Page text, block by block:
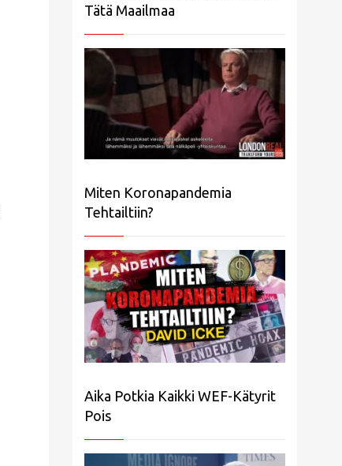
Tätä Maailmaa
Miten Koronapandemia
Tehtailtiin?
Aika Potkia Kaikki WEF-Kätyrit
Pois